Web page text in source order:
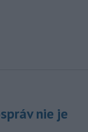
nie je